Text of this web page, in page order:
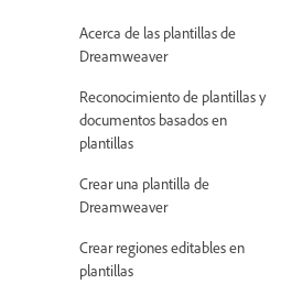
Acerca de las plantillas de
Dreamweaver
Reconocimiento de plantillas y
documentos basados en
plantillas
Crear una plantilla de
Dreamweaver
Crear regiones editables en
plantillas